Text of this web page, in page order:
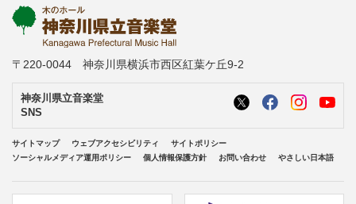
〒220-0044 神奈川県横浜市西区紅葉ケ丘9-2
神奈川県立音楽堂
SNS
サイトマップ ウェブアクセシビリティ
サイトポリシー
ソーシャルメディア運用ポリシー
個人情報保護方針 お問い合わせ やさしい日本語